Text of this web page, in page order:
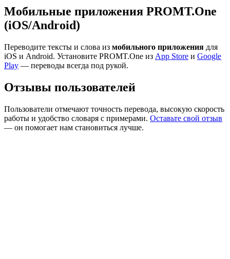
Мобильные приложения PROMT.One
(iOS/Android)
Переводите тексты и слова из мобильного приложения для
iOS и Android. Установите PROMT.One из App Store и Google
Play — переводы всегда под рукой.
Отзывы пользователей
Пользователи отмечают точность перевода, высокую скорость
работы и удобство словаря с примерами. Оставьте свой отзыв
— он помогает нам становиться лучше.